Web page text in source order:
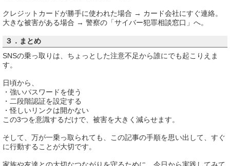
クレジットカードが勝手に使われた場合 → カード会社にすぐ連絡。
大きな被害がある場合 → 警察の「サイバー犯罪相談窓口」へ。
３．まとめ
SNSの乗っ取りは、ちょっとした注意不足から誰にでも起こりえま
す。
日頃から、
・強いパスワードを使う
・二段階認証を設定する
・怪しいリンクは開かない
この3つを意識するだけで、被害を大きく減らせます。
そして、万が一乗っ取られても、この記事の手順を思い出して、すぐ
に行動することが大切です。
家族や友達との大切なつながりを守るために、今日から実践してみて